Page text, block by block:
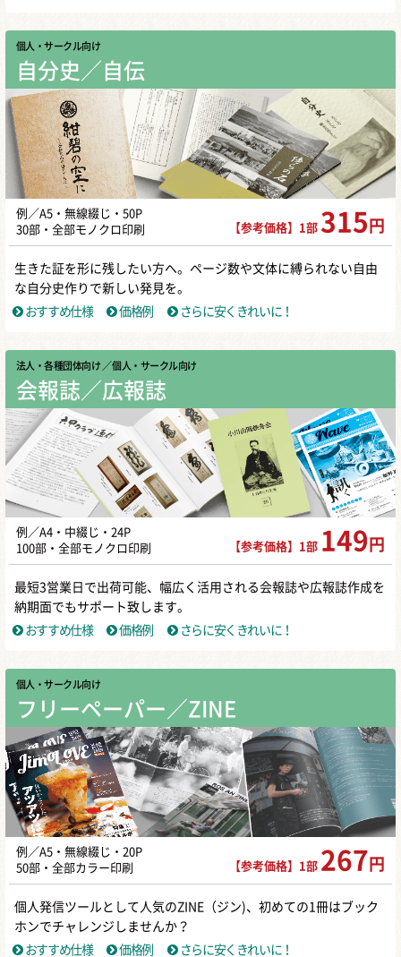
個人・サークル向け
自分史／自伝
例／A5・無線綴じ・50P
30部・全部モノクロ印刷
【参考価格】1部 315 円
生きた証を形に残したい方へ。ページ数や文体に縛られない自由
な自分史作りで新しい発見を。
おすすめ仕様
価格例 さらに安くきれいに！
法人・各種団体向け ／ 個人・サークル向け
会報誌／広報誌
例／A4・中綴じ・24P
100部・全部モノクロ印刷
【参考価格】1部 149 円
最短3営業日で出荷可能、幅広く活用される会報誌や広報誌作成を
納期面でもサポート致します。
おすすめ仕様
価格例 さらに安くきれいに！
個人・サークル向け
フリーペーパー／ZINE
例／A5・無線綴じ・20P
50部・全部カラー印刷
【参考価格】1部 267 円
個人発信ツールとして人気のZINE（ジン)、初めての1冊はブック
ホンでチャレンジしませんか？
おすすめ仕様
価格例 さらに安くきれいに！